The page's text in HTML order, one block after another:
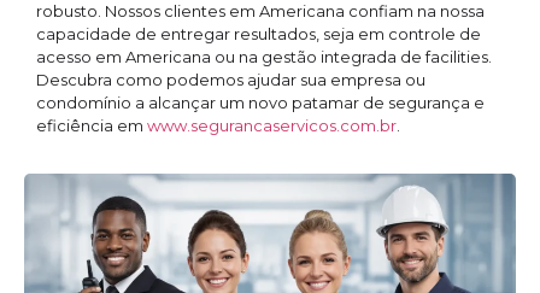
robusto. Nossos clientes em Americana confiam na nossa
capacidade de entregar resultados, seja em controle de
acesso em Americana ou na gestão integrada de facilities.
Descubra como podemos ajudar sua empresa ou
condomínio a alcançar um novo patamar de segurança e
eficiência em www.segurancaservicos.com.br